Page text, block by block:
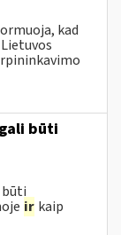
kad
gali būti
ir kaip